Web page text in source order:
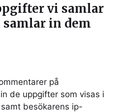
vi samlar
in dem
på
de uppgifter som visas i
besökarens ip-